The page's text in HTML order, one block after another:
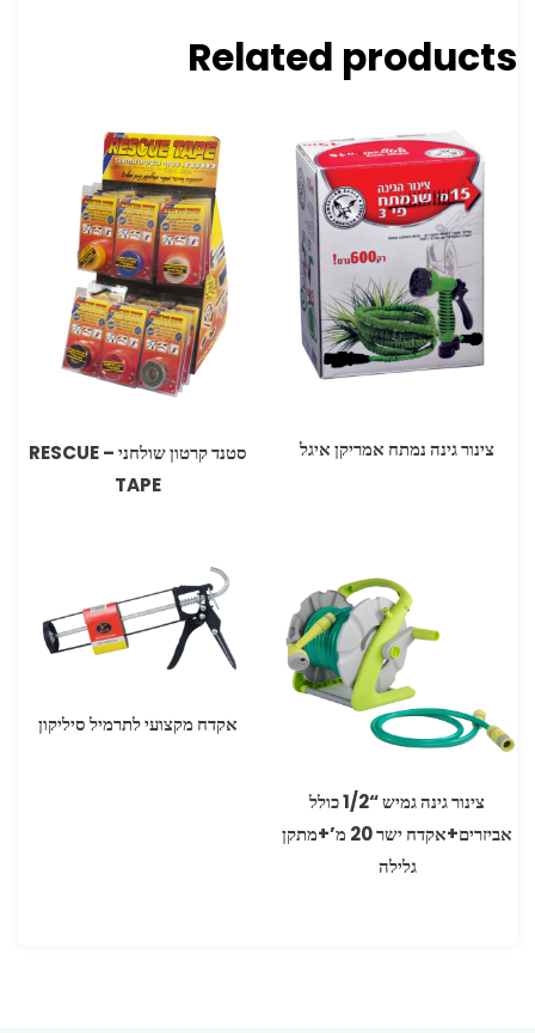
Related products
צינור גינה נמתח אמריקן איגל
סטנד קרטון שולחני – RESCUE
TAPE
צינור גינה גמיש “1/2 כולל
אביזרים+אקדח ישר 20 מ’+מתקן
גלילה
אקדח מקצועי לתרמיל סיליקון